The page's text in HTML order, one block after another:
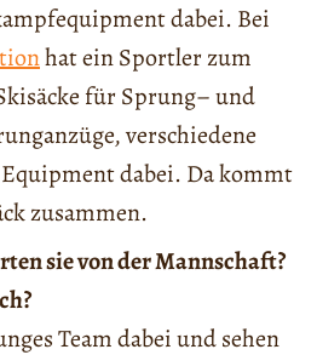
dabei. Bei
hat ein Sportler zum
für Sprung– und
verschiedene
dabei. Da kommt
zusammen.
sie von der Mannschaft?
Team dabei und sehen